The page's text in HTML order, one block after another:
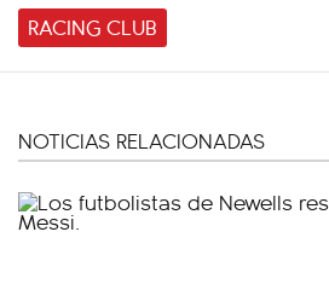
RACING CLUB
NOTICIAS RELACIONADAS